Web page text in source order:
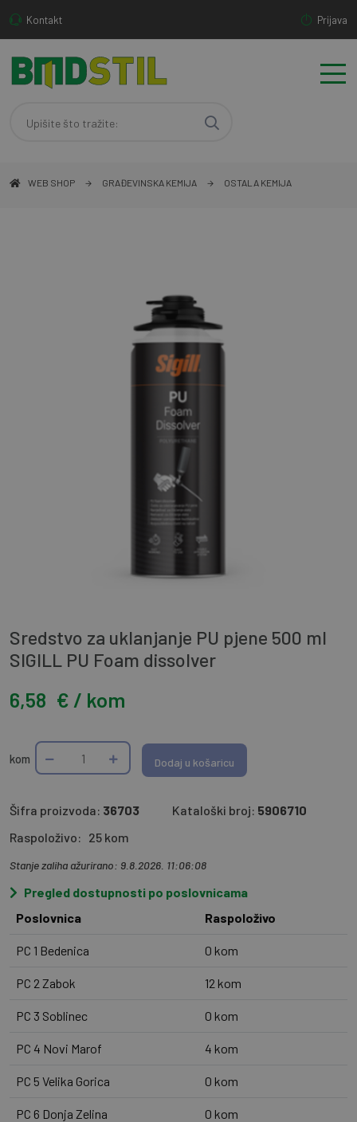
Kontakt Prijava
WEB SHOP GRAĐEVINSKA KEMIJA OSTALA KEMIJA
Sredstvo za uklanjanje PU pjene 500 ml
SIGILL PU Foam dissolver
6,58 € / kom
kom Dodaj u košaricu
Šifra proizvoda: 36703 Kataloški broj: 5906710
Raspoloživo: 25 kom
Stanje zaliha ažurirano: 9.8.2026. 11:06:08
Pregled dostupnosti po poslovnicama
Poslovnica
Raspoloživo
PC 1 Bedenica 0 kom
PC 2 Zabok 12 kom
PC 3 Soblinec 0 kom
PC 4 Novi Marof 4 kom
PC 5 Velika Gorica 0 kom
PC 6 Donja Zelina 0 kom